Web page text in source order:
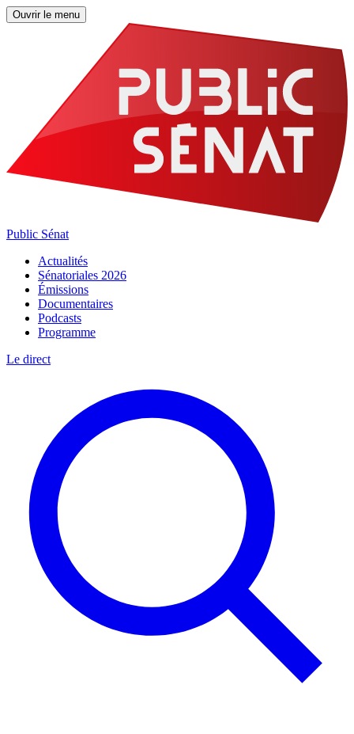
Ouvrir le menu
Public Sénat
Actualités
Sénatoriales 2026
Émissions
Documentaires
Podcasts
Programme
Le direct